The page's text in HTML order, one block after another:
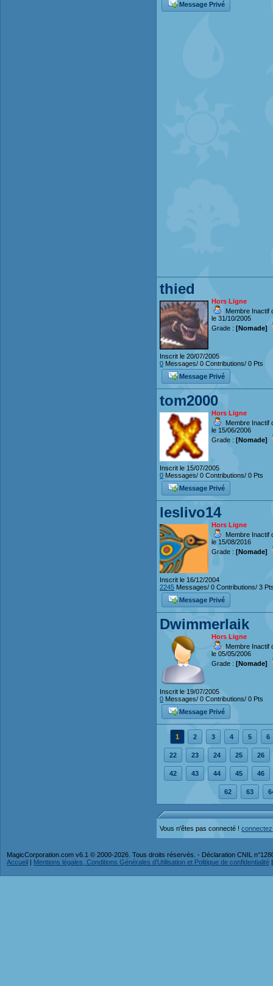
Message Privé
thied
Hors Ligne
Membre Inactif
le 31/10/2005
Grade : [Nomade]
Inscrit le 20/07/2005
0 Messages/ 0 Contributions/ 0 Pts
Message Privé
tom2000
Hors Ligne
Membre Inactif
le 15/06/2006
Grade : [Nomade]
Inscrit le 15/07/2005
0 Messages/ 0 Contributions/ 0 Pts
Message Privé
leslivo14
Hors Ligne
Membre Inactif
le 15/08/2016
Grade : [Nomade]
Inscrit le 16/12/2004
2245 Messages/ 0 Contributions/ 3
Message Privé
Dwimmerlaik
Hors Ligne
Membre Inactif
le 05/05/2006
Grade : [Nomade]
Inscrit le 19/07/2005
0 Messages/ 0 Contributions/ 0 Pts
Message Privé
1 2 3 4 5 6
22 23 24 25 26
42 43 44 45 46
62 63
Vous n'êtes pas connecté !
MagicCorporation.com v6.1 © 2000-2026. Tous droits réservés. - Déclaration CNIL
Accueil | Mentions légales, Conditions Générales d'Utilisation et Politique de confidentialité